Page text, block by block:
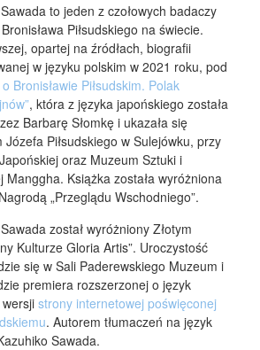
to jeden z czołowych badaczy
Piłsudskiego na świecie.
opartej na źródłach, biografii
w języku polskim w 2021 roku, pod
Bronisławie Piłsudskim. Polak
, która z języka japońskiego została
Barbarę Słomkę i ukazała się
Józefa Piłsudskiego w Sulejówku, przy
oraz Muzeum Sztuki i
Manggha. Książka została wyróżniona
„Przeglądu Wschodniego”.
został wyróżniony Złotym
Kulturze Gloria Artis”. Uroczystość
się w Sali Paderewskiego Muzeum i
premiera rozszerzonej o język
strony internetowej poświęconej
. Autorem tłumaczeń na język
Sawada.